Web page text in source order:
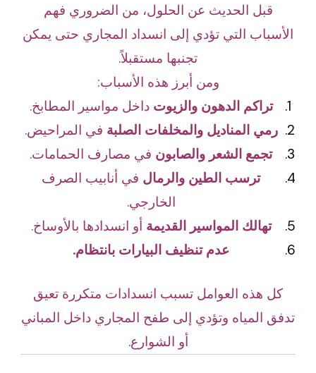
قبل الحديث عن الحلول، من الضروري فهم
الأسباب التي تؤدي إلى انسداد المجاري حتى يمكن
تجنبها مستقبلاً.
ومن أبرز هذه الأسباب:
تراكم الدهون والزيوت داخل مواسير المطابخ.
رمي المناديل والمخلفات الصلبة في المراحيض.
تجمع الشعر والصابون في مصارف الحمامات.
ترسب الطين والرمال في أنابيب الصرف
الخارجي.
تهالك المواسير القديمة أو انسدادها بالأوساخ.
عدم تنظيف البيارات بانتظام.
كل هذه العوامل تسبب انسدادات متكررة تعيق
تدفق المياه وتؤدي إلى طفح المجاري داخل المباني
أو الشوارع.